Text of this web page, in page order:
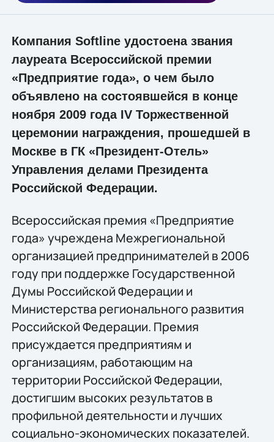
Компания Softline удостоена звания
лауреата Всероссийской премии
«Предприятие года», о чем было
объявлено на состоявшейся в конце
ноября 2009 года IV Торжественной
церемонии награждения, прошедшей в
Москве в ГК «Президент-Отель»
Управления делами Президента
Российской Федерации.
Всероссийская премия «Предприятие
года» учреждена Межрегиональной
организацией предпринимателей в 2006
году при поддержке Государственной
Думы Российской Федерации и
Министерства регионального развития
Российской Федерации. Премия
присуждается предприятиям и
организациям, работающим на
территории Российской Федерации,
достигшим высоких результатов в
профильной деятельности и лучших
социально-экономических показателей.